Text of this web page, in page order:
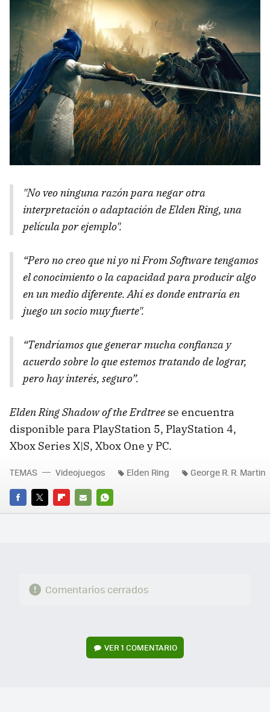
"No veo ninguna razón para negar otra
interpretación o adaptación de Elden Ring, una
película por ejemplo".
“Pero no creo que ni yo ni From Software tengamos
el conocimiento o la capacidad para producir algo
en un medio diferente. Ahí es donde entraría en
juego un socio muy fuerte".
“Tendríamos que generar mucha confianza y
acuerdo sobre lo que estemos tratando de lograr,
pero hay interés, seguro”.
Elden Ring Shadow of the Erdtree se encuentra
disponible para PlayStation 5, PlayStation 4,
Xbox Series X|S, Xbox One y PC.
FACEBOOK
TWITTERFLIPBOARD
E-
WHATSAPP
TEMAS Videojuegos Elden Ring George R. R. Martin
Comentarios cerrados
VER1 COMENTARIO